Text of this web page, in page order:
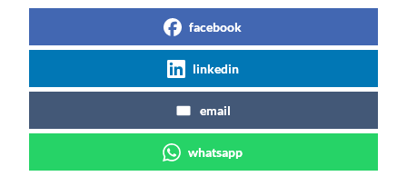
facebook
linkedin
email
whatsapp